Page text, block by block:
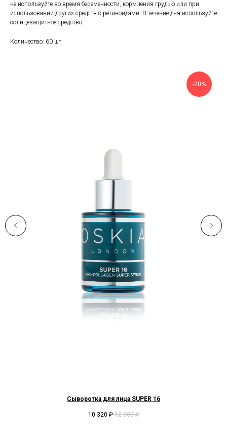
не используйте во время беременности, кормления грудью или при
использовании других средств с ретиноидами. В течение дня используйте
солнцезащитное средство.
Количество: 60 шт
-20%
Сыворотка для лица SUPER 16
10 320 ₽ 12 900 ₽